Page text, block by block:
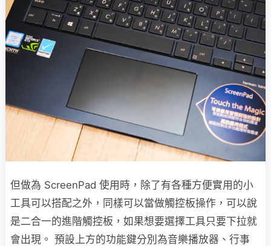
但做為 ScreenPad 使用時，除了有各種方便實用的小
工具可以搭配之外，同樣可以當做觸控板操作，可以說
是二合一的進階觸控板，如果想要選擇工具只要下拉就
會出現。 預設上方的功能鍵分別為音樂播放器、行事